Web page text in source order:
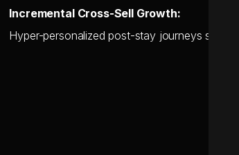
Incremental Cross-Sell Growth:
Hyper-personalized post-stay journeys